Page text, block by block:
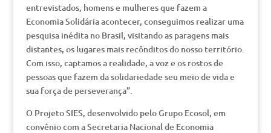
entrevistados, homens e mulheres que fazem a
Economia Solidária acontecer, conseguimos realizar uma
pesquisa inédita no Brasil, visitando as paragens mais
distantes, os lugares mais recônditos do nosso território.
Com isso, captamos a realidade, a voz e os rostos de
pessoas que fazem da solidariedade seu meio de vida e
sua força de perseverança”.
O Projeto SIES, desenvolvido pelo Grupo Ecosol, em
convênio com a Secretaria Nacional de Economia